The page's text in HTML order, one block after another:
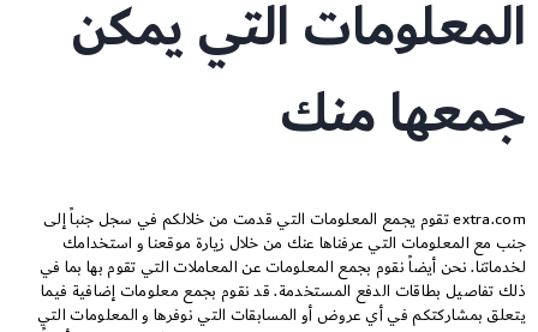
المعلومات التي يمكن
جمعها منك
extra.com تقوم يجمع المعلومات التي قدمت من خلالكم في سجل جنباً إلى
جنب مع المعلومات التي عرفناها عنك من خلال زيارة موقعنا و استخدامك
لخدماتنا. نحن أيضاً نقوم بجمع المعلومات عن المعاملات التي تقوم بها بما في
ذلك تفاصيل بطاقات الدفع المستخدمة. قد نقوم بجمع معلومات إضافية فيما
يتعلق بمشاركتكم في أي عروض أو المسابقات التي نوفرها و المعلومات التي